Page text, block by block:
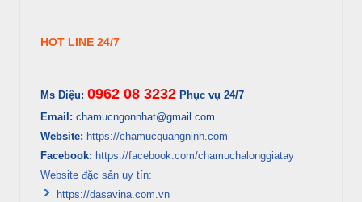
HOT LINE 24/7
Ms Diệu: 0962 08 3232 Phục vụ 24/7
Email: chamucngonnhat@gmail.com
Website: https://chamucquangninh.com
Facebook: https://facebook.com/chamuchalonggiatay
Website đặc sản uy tín:
https://dasavina.com.vn